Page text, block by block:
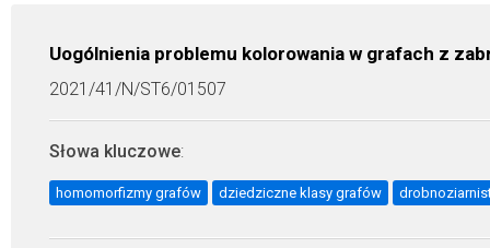
Uogólnienia problemu kolorowania w grafach z
2021/41/N/ST6/01507
Słowa kluczowe:
homomorfizmy grafów dziedziczne klasy grafów